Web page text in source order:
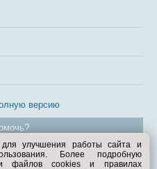
версию
улучшения работы сайта и
Более подробную
файлов cookies и правилах